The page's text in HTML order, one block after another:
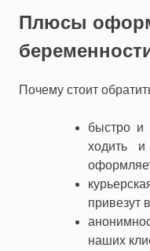
Плюсы
Почему стоит
быстро и
ходить
привезут
наших